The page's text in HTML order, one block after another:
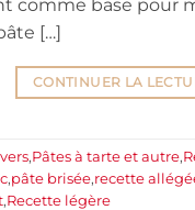
comme base pour
[…]
CONTINUER LA
,Pâtes à tarte et autre,
,pâte brisée,recette
,Recette légère